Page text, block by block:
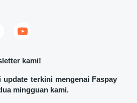
kami!
update terkini mengenai Faspay
mingguan kami.